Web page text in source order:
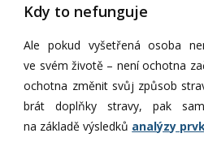
Kdy to nefunguje
Ale pokud vyšetřená osoba
ve svém životě – není ochotna
ochotna změnit svůj způsob
brát doplňky stravy, pak
na základě výsledků analýzy